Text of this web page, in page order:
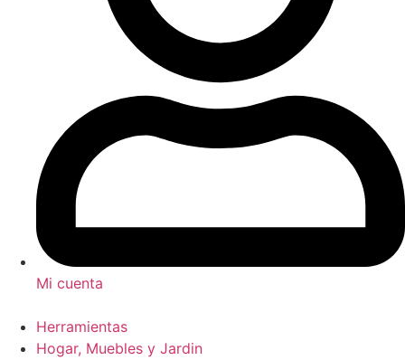
Mi cuenta
Herramientas
Hogar, Muebles y Jardin